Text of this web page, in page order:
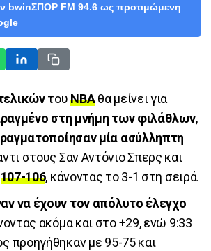
bwinΣΠΟΡ FM 94.6 ως προτιμώμενη
τουNBAθα μείνει για
στη μνήμη των φιλάθλων,
μία ασύλληπτη
στους Σαν Αντόνιο Σπερς και
107-106, κάνοντας το 3-1 στη σειρά.
να έχουν τον απόλυτο έλεγχο
ακόμα και στο +29, ενώ 9:33
προηγήθηκαν με 95-75 και